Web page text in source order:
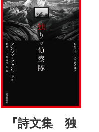
『詩文集 独